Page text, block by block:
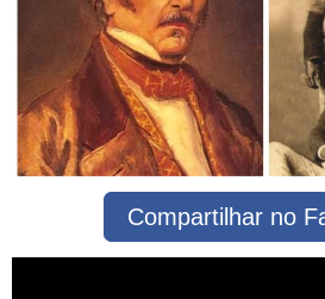
Compartilhar no